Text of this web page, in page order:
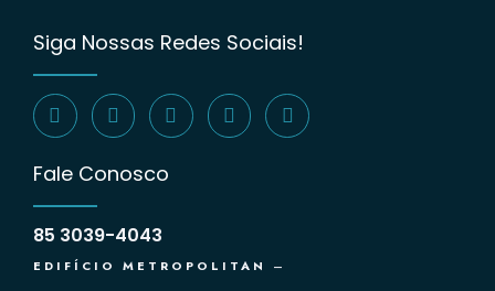
Fale Conosco
85 3039-4043
EDIFÍCIO METROPOLITAN –
Siga Nossas Redes Sociais!